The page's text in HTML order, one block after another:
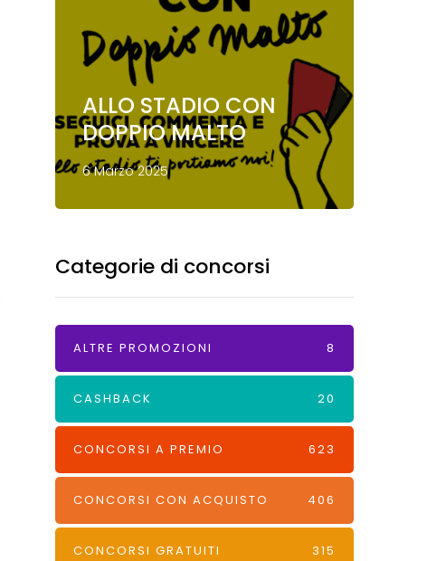
ALLO STADIO CON
DOPPIO MALTO
6 Marzo 2025
Categorie di concorsi
ALTRE PROMOZIONI 8
CASHBACK 20
CONCORSI A PREMIO 623
CONCORSI CON ACQUISTO 406
CONCORSI GRATUITI 315